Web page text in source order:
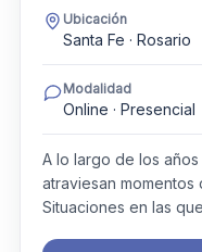
Ubicación
Santa Fe · Rosario
Modalidad
Online · Presencial
A lo largo de los
atraviesan momentos
Situaciones en las